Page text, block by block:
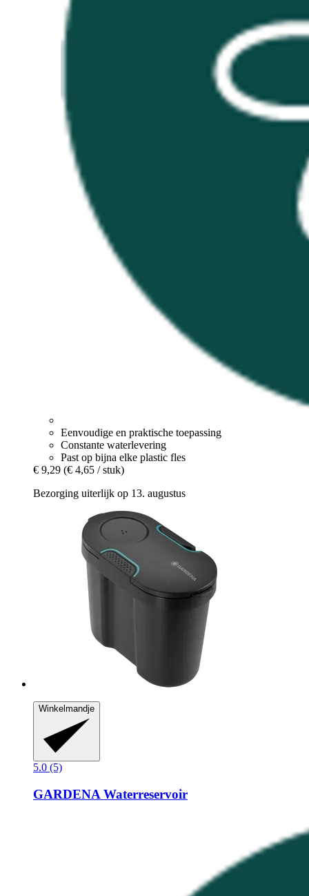
Eenvoudige en praktische toepassing
Constante waterlevering
Past op bijna elke plastic fles
€ 9,29 (€ 4,65 / stuk)
Bezorging uiterlijk op 13. augustus
Winkelmandje
5.0 (5)
GARDENA Waterreservoir